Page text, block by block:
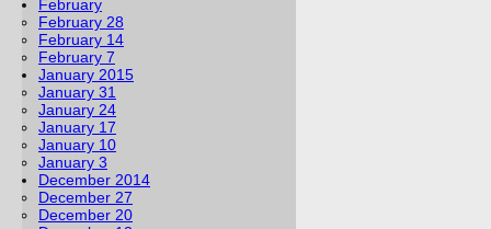
February
February 28
February 14
February 7
January 2015
January 31
January 24
January 17
January 10
January 3
December 2014
December 27
December 20